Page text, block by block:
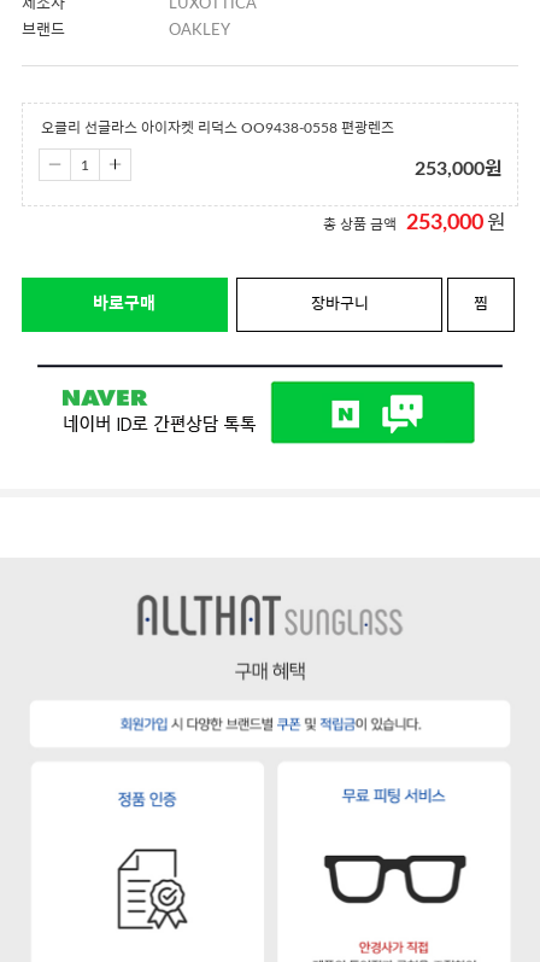
제조사
LUXOTTICA
브랜드
OAKLEY
오클리 선글라스 아이자켓 리덕스 OO9438-0558 편광렌즈
253,000원
총 상품 금액 253,000 원
바로구매 장바구니 찜